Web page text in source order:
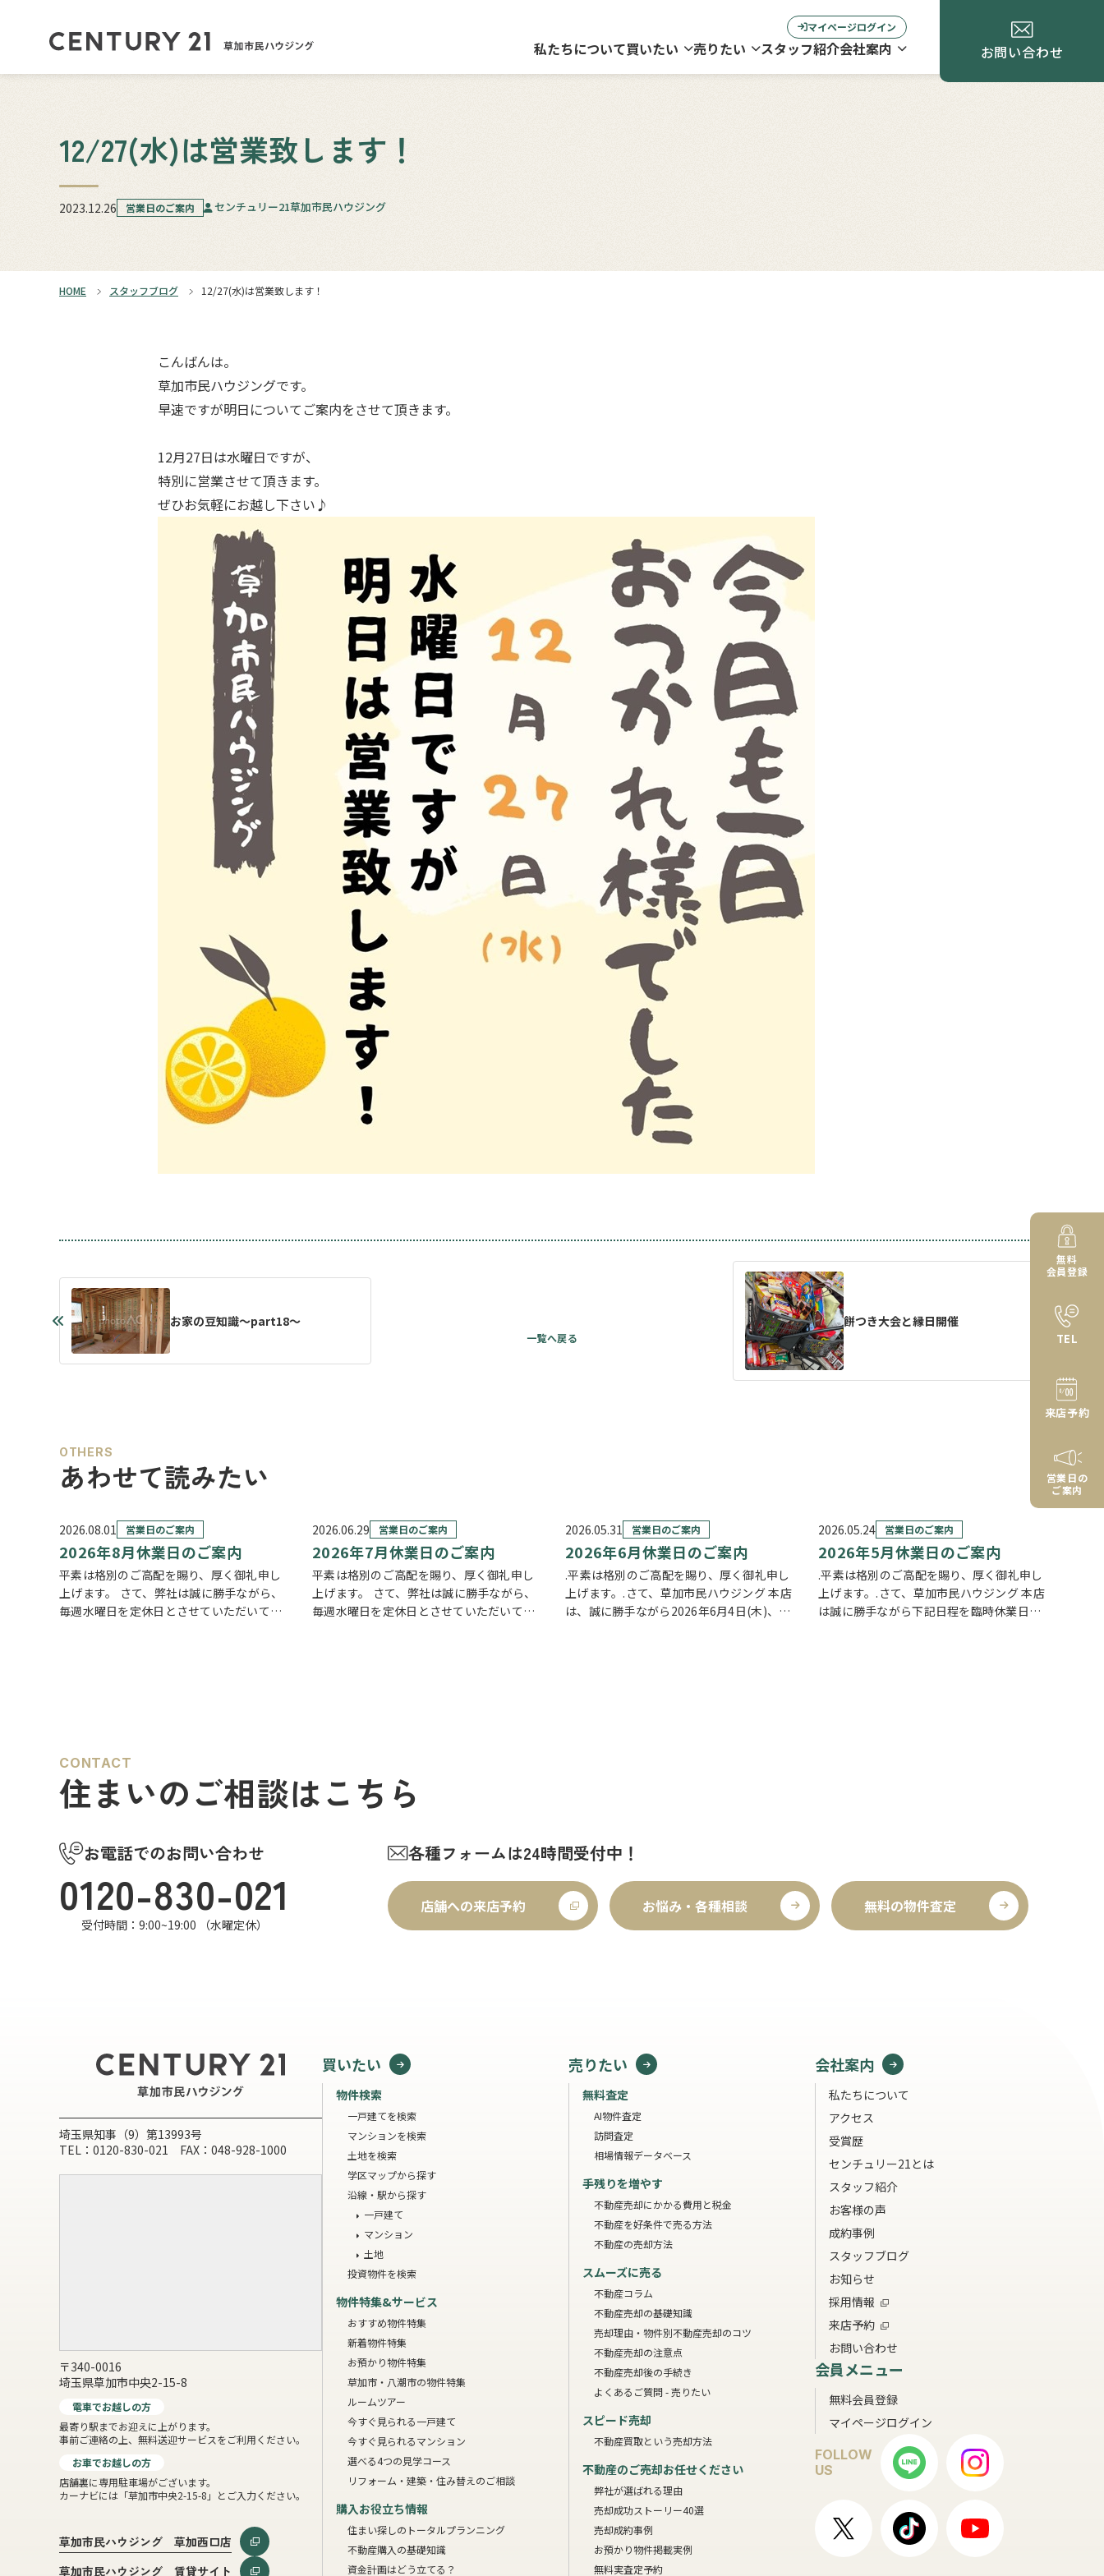
マイページログイン
私たちについて買いたい 売りたい スタッフ紹介会社案内 お問い合わせ
12/27(水)は営業致します！
2023.12.26 営業日のご案内 センチュリー21草加市民ハウジング
HOME スタッフブログ 12/27(水)は営業致します！
こんばんは。
草加市民ハウジングです。
早速ですが明日についてご案内をさせて頂きます。
12月27日は水曜日ですが、
特別に営業させて頂きます。
ぜひお気軽にお越し下さい♪
お家の豆知識～part18～ 餅つき大会と縁日開催
OTHERS
あわせて読みたい
2026.08.01 営業日のご案内
2026年8月休業日のご案内
平素は格別のご高配を賜り、厚く御礼申し
上げます。 さて、弊社は誠に勝手ながら、
毎週水曜日を定休日とさせていただいてお
2026.06.29 営業日のご案内
2026年7月休業日のご案内
平素は格別のご高配を賜り、厚く御礼申し
上げます。 さて、弊社は誠に勝手ながら、
毎週水曜日を定休日とさせていただいてお
2026.05.31 営業日のご案内
2026年6月休業日のご案内
.平素は格別のご高配を賜り、厚く御礼申し
上げます。.さて、草加市民ハウジング 本店
は、誠に勝手ながら2026年6月4日(木)、
2026.05.24 営業日のご案内
2026年5月休業日のご案内
.平素は格別のご高配を賜り、厚く御礼申し
上げます。.さて、草加市民ハウジング 本店
は誠に勝手ながら下記日程を臨時休業日と
CONTACT
住まいのご相談はこちら
お電話でのお問い合わせ
0120-830-021
受付時間：9:00~19:00 （水曜定休）
各種フォームは24時間受付中！
店舗への来店予約 お悩み・各種相談 無料の物件査定
埼玉県知事（9）第13993号
TEL：0120-830-021 FAX：048-928-1000
〒340-0016
埼玉県草加市中央2-15-8
電車でお越しの方
最寄り駅までお迎えに上がります。
事前ご連絡の上、無料送迎サービスをご利用ください。
お車でお越しの方
店舗裏に専用駐車場がございます。
カーナビには「草加市中央2-15-8」とご入力ください。
草加市民ハウジング 草加西口店
草加市民ハウジング 賃貸サイト
買いたい
物件検索
一戸建てを検索
マンションを検索
土地を検索
学区マップから探す
沿線・駅から探す
一戸建て
マンション
土地
投資物件を検索
物件特集&サービス
おすすめ物件特集
新着物件特集
お預かり物件特集
草加市・八潮市の物件特集
ルームツアー
今すぐ見られる一戸建て
今すぐ見られるマンション
選べる4つの見学コース
リフォーム・建築・住み替えのご相談
購入お役立ち情報
住まい探しのトータルプランニング
不動産購入の基礎知識
資金計画はどう立てる？
売りたい
無料査定
AI物件査定
訪問査定
相場情報データベース
手残りを増やす
不動産売却にかかる費用と税金
不動産を好条件で売る方法
不動産の売却方法
スムーズに売る
不動産コラム
不動産売却の基礎知識
売却理由・物件別不動産売却のコツ
不動産売却の注意点
不動産売却後の手続き
よくあるご質問 - 売りたい
スピード売却
不動産買取という売却方法
不動産のご売却お任せください
弊社が選ばれる理由
売却成功ストーリー40選
売却成約事例
お預かり物件掲載実例
無料実査定予約
会社案内
私たちについて
アクセス
受賞歴
センチュリー21とは
スタッフ紹介
お客様の声
成約事例
スタッフブログ
お知らせ
採用情報
来店予約
お問い合わせ
会員メニュー
無料会員登録
マイページログイン
FOLLOW
US
無料
会員登録
TEL
来店予約
営業日の
ご案内